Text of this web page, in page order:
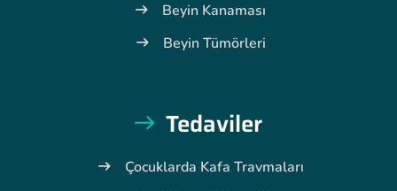
Beyin Kanaması
Beyin Tümörleri
Tedaviler
Çocuklarda Kafa Travmaları